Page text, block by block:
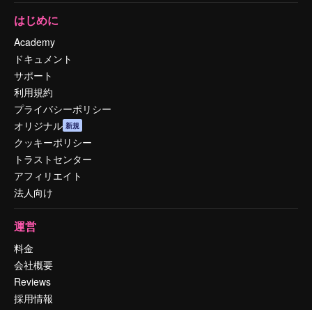
はじめに
Academy
ドキュメント
サポート
利用規約
プライバシーポリシー
オリジナル 新規
クッキーポリシー
トラストセンター
アフィリエイト
法人向け
運営
料金
会社概要
Reviews
採用情報